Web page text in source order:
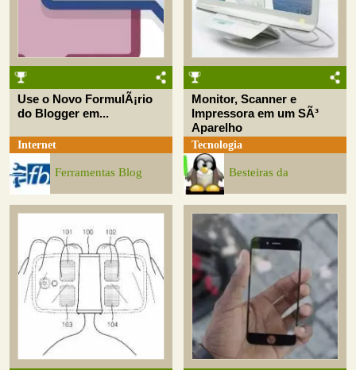
Use o Novo FormulÃ¡rio
do Blogger em...
Internet
Ferramentas Blog
Monitor, Scanner e
Impressora em um SÃ³
Aparelho
Tecnologia
Besteiras da